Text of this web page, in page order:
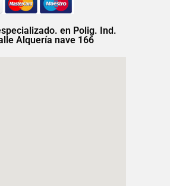
en Polig. Ind.
Alquería nave 166